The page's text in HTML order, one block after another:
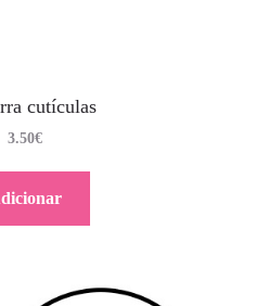
cutículas
3.50€